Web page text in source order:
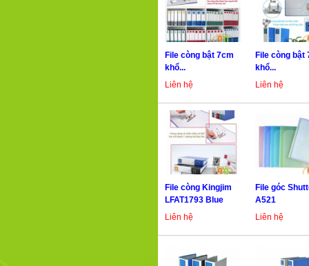
File còng bật 7cm
khổ...
Liên hệ
File còng bật
khổ...
Liên hệ
File còng Kingjim
LFAT1793 Blue
Liên hệ
File góc
A521
Liên hệ